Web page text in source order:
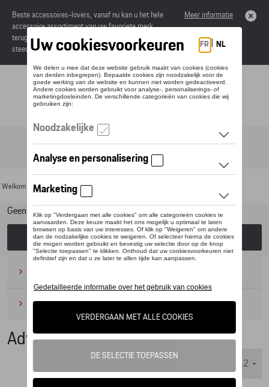
Beste accessoires-lovers, vanaf nu kan u het hele
accessoire assortiment van uw favoriete merk
terugvinden in de online catalogus. Deze kunnen
steeds besteld worden via uw dealer.
Meer informatie
Toggle navigation
Welkom >Voor uw Porsche >
Geen model geselecteerd (Alles weergeven)
Kies een model
Onderhoudsproducten(1)
Adverteerelementen